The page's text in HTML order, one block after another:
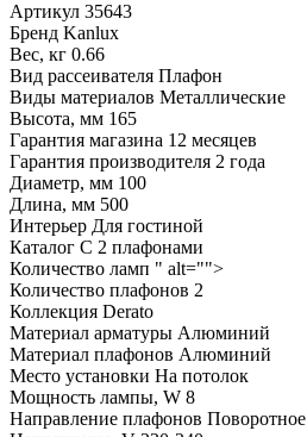
Артикул 35643
Бренд Kanlux
Вес, кг 0.66
Вид рассеивателя Плафон
Виды материалов Металлические
Высота, мм 165
Гарантия магазина 12 месяцев
Гарантия производителя 2 года
Диаметр, мм 100
Длина, мм 500
Интерьер Для гостиной
Каталог С 2 плафонами
Количество ламп " alt="">
Количество плафонов 2
Коллекция Derato
Материал арматуры Алюминий
Материал плафонов Алюминий
Место установки На потолок
Мощность лампы, W 8
Направление плафонов Поворотное